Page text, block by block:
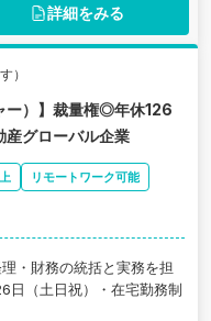
詳細をみる
）
ー）】裁量権◎年休126
グローバル企業
リモートワーク可能
・財務の統括と実務を担
日（土日祝）・在宅勤務制